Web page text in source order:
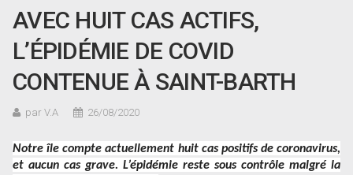
AVEC HUIT CAS ACTIFS,
L’ÉPIDÉMIE DE COVID
CONTENUE À SAINT-BARTH
par V.A 26/08/2020
Notre île compte actuellement huit cas positifs de coronavirus,
et aucun cas grave. L’épidémie reste sous contrôle malgré la